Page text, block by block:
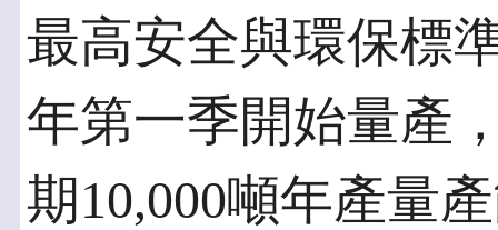
最高安全與環保標
年第一季開始量產
期10,000噸年產量